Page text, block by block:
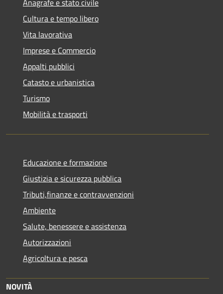
Cultura e tempo libero
Vita lavorativa
Imprese e Commercio
Appalti pubblici
Catasto e urbanistica
Turismo
Mobilità e trasporti
Educazione e formazione
Giustizia e sicurezza pubblica
Tributi,finanze e contravvenzioni
Ambiente
Salute, benessere e assistenza
Autorizzazioni
Agricoltura e pesca
NOVITÀ